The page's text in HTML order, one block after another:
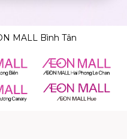
MALL Bình Tân